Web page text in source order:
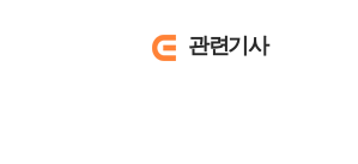
관련기사